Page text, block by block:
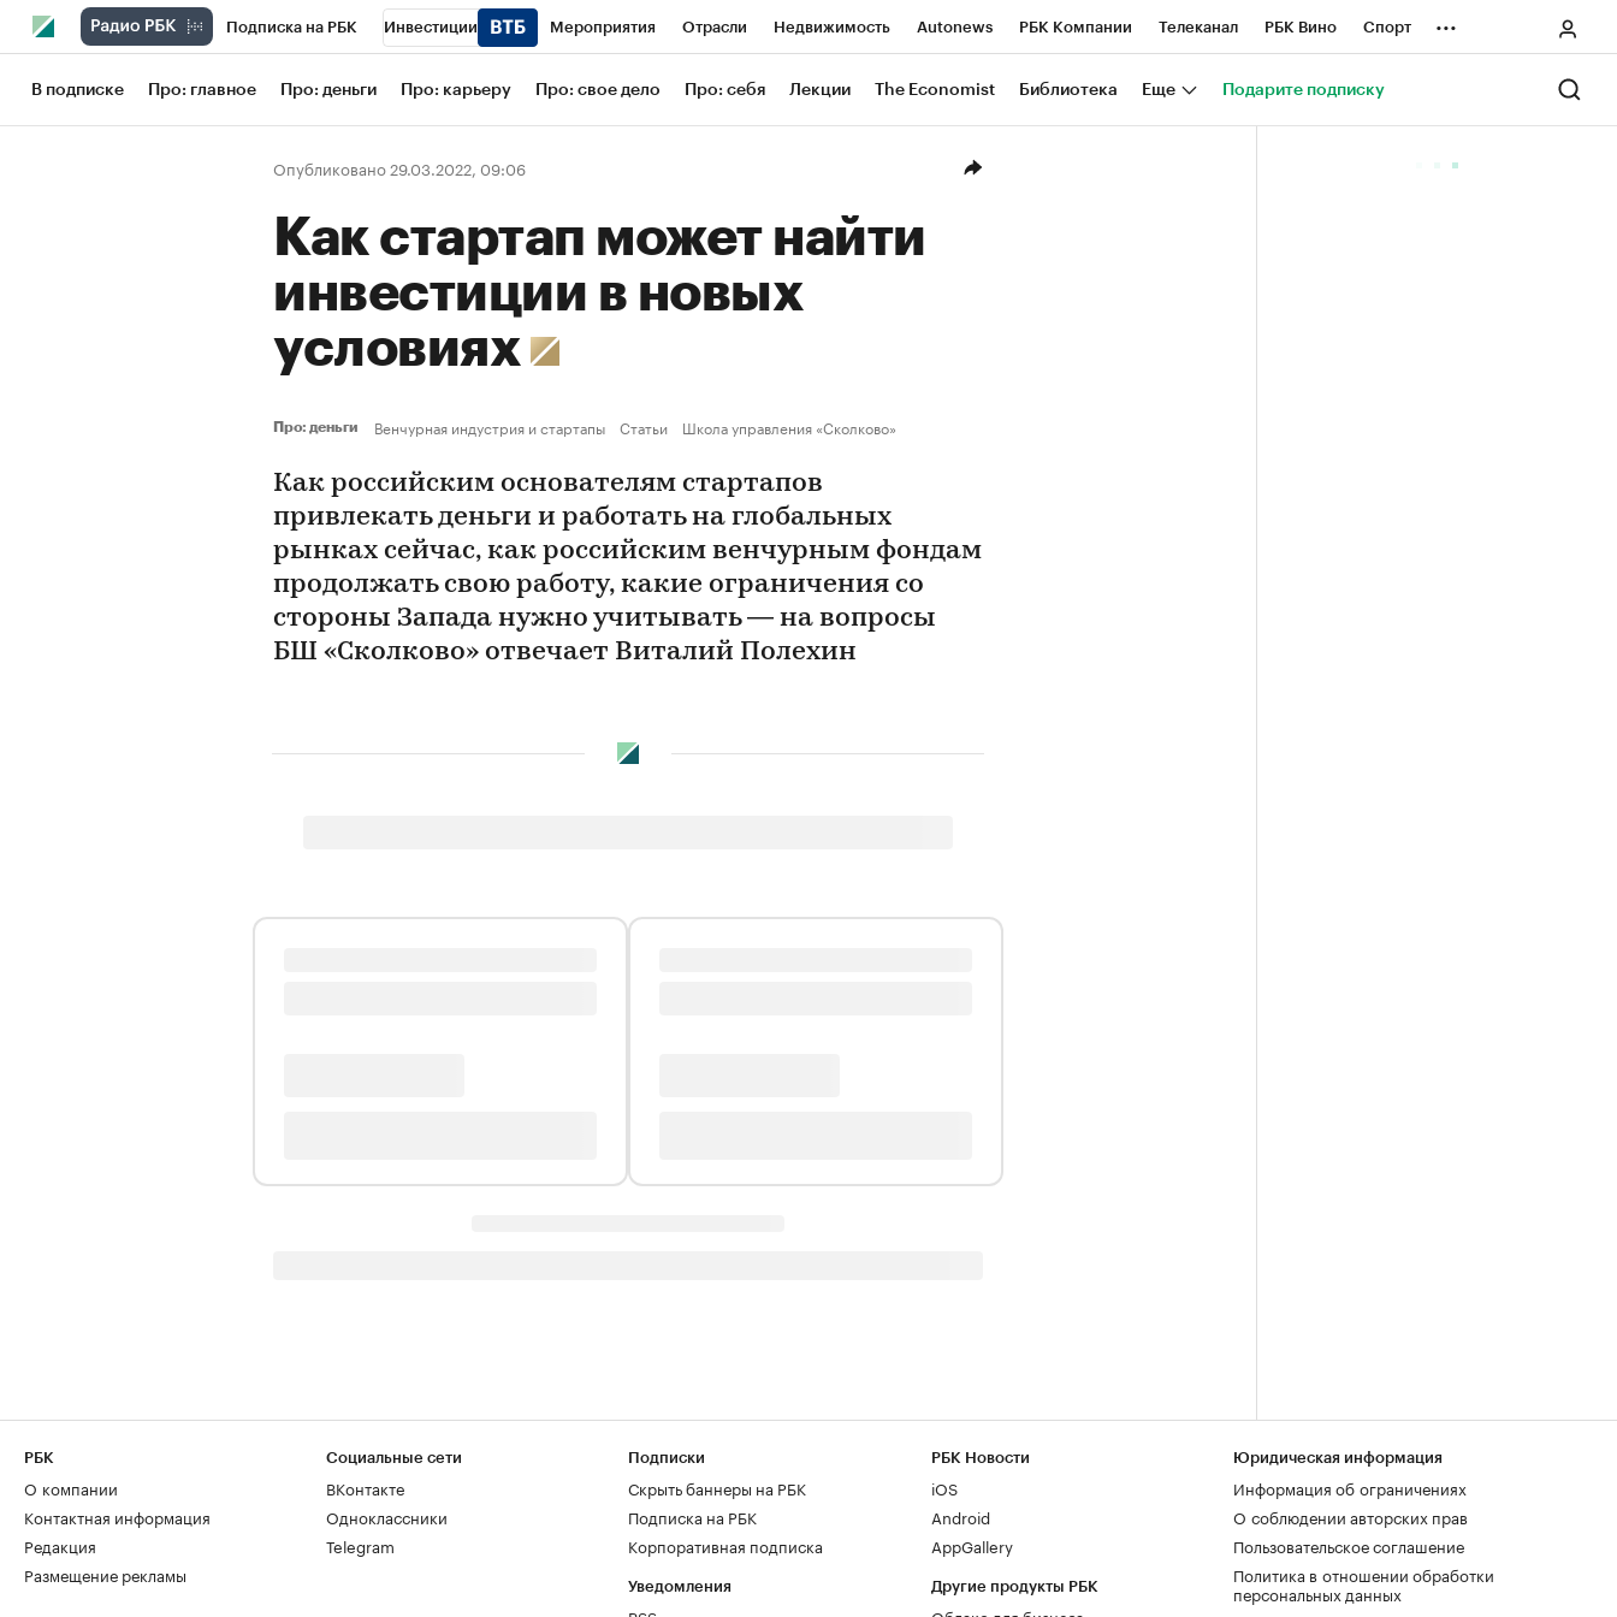
Подписка на РБК Инвестиции Мероприятия Отрасли Недвижимость Autonews РБК Компании Телеканал РБК Вино Спорт
Школа управления РБК РБК Образование РБК Life Тренды Визионеры Национальные проекты Город
Рынок наличной валюты
...
В подписке Про: главное Про: деньги Про: карьеру Про: свое дело Про: себя Лекции The Economist Библиотека Еще Подарите подписку
Опубликовано 29.03.2022, 09:06
Как стартап может найти
инвестиции в новых
условиях
Про: деньги Венчурная индустрия и стартапы Статьи Школа управления «Сколково»
Как российским основателям стартапов
привлекать деньги и работать на глобальных
рынках сейчас, как российским венчурным фондам
продолжать свою работу, какие ограничения со
стороны Запада нужно учитывать — на вопросы
БШ «Сколково» отвечает Виталий Полехин
РБК
О компании
Контактная информация
Редакция
Размещение рекламы
Социальные сети
ВКонтакте
Одноклассники
Telegram
Подписки
Скрыть баннеры на РБК
Подписка на РБК
Корпоративная подписка
Уведомления
РБК Новости
iOS
Android
AppGallery
Другие продукты РБК
Юридическая информация
Информация об ограничениях
О соблюдении авторских прав
Пользовательское соглашение
Политика в отношении обработки
персональных данных